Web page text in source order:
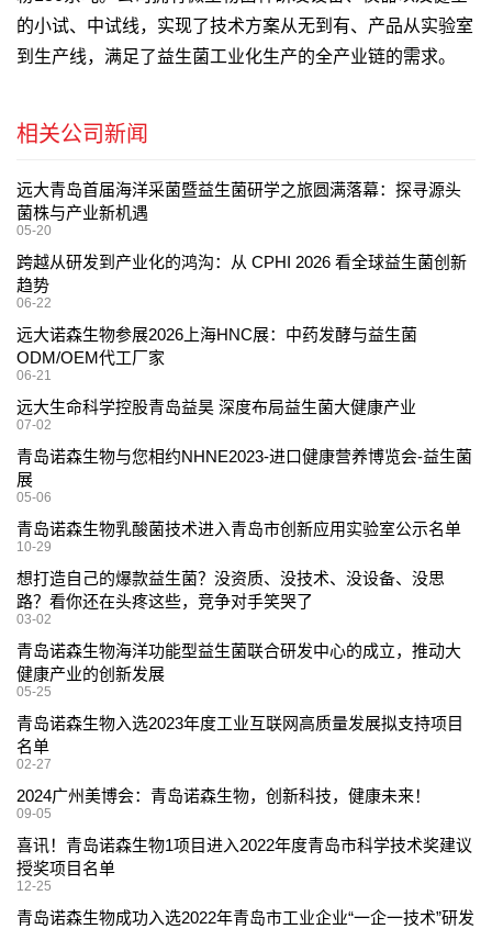
的小试、中试线，实现了技术方案从无到有、产品从实验室
到生产线，满足了益生菌工业化生产的全产业链的需求。
相关公司新闻
远大青岛首届海洋采菌暨益生菌研学之旅圆满落幕：探寻源头
菌株与产业新机遇
05-20
跨越从研发到产业化的鸿沟：从 CPHI 2026 看全球益生菌创新
趋势
06-22
远大诺森生物参展2026上海HNC展：中药发酵与益生菌
ODM/OEM代工厂家
06-21
远大生命科学控股青岛益昊 深度布局益生菌大健康产业
07-02
青岛诺森生物与您相约NHNE2023-进口健康营养博览会-益生菌
展
05-06
青岛诺森生物乳酸菌技术进入青岛市创新应用实验室公示名单
10-29
想打造自己的爆款益生菌？没资质、没技术、没设备、没思
路？看你还在头疼这些，竞争对手笑哭了
03-02
青岛诺森生物海洋功能型益生菌联合研发中心的成立，推动大
健康产业的创新发展
05-25
青岛诺森生物入选2023年度工业互联网高质量发展拟支持项目
名单
02-27
2024广州美博会：青岛诺森生物，创新科技，健康未来！
09-05
喜讯！青岛诺森生物1项目进入2022年度青岛市科学技术奖建议
授奖项目名单
12-25
青岛诺森生物成功入选2022年青岛市工业企业“一企一技术”研发